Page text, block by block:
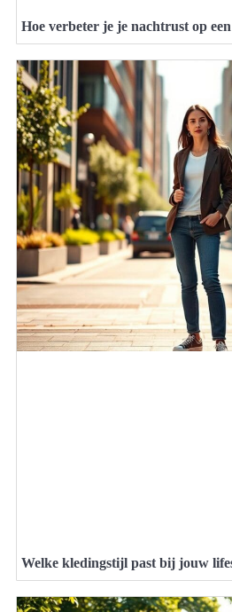
Hoe verbeter je je nachtrust op
Welke kledingstijl past bij jouw